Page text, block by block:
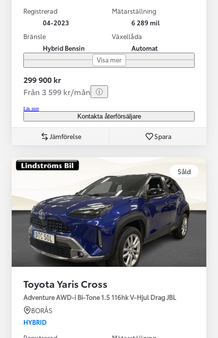
Registrerad
04-2023
Mätarställning
6 289 mil
Bränsle
Hybrid Bensin
Växellåda
Automat
Visa mer
299 900 kr
Från 3 599 kr/mån
Läs mer
Kontakta återförsäljare
Jämförelse Spara
Såld
Toyota Yaris Cross
Adventure AWD-i Bi-Tone 1.5 116hk V-Hjul Drag JBL
BORÅS
HYBRID